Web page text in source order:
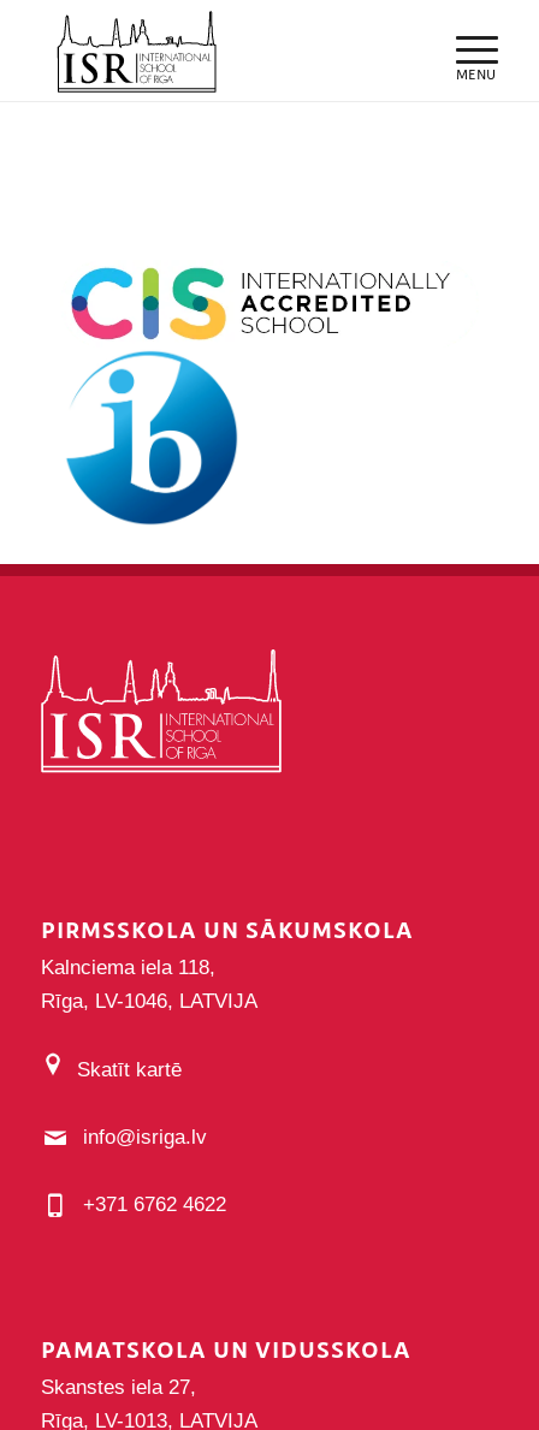
PIRMSSKOLA UN SĀKUMSKOLA
Kalnciema iela 118,
Rīga, LV-1046, LATVIJA
Skatīt kartē
info@isriga.lv
+371 6762 4622
PAMATSKOLA UN VIDUSSKOLA
Skanstes iela 27,
Rīga, LV-1013, LATVIJA